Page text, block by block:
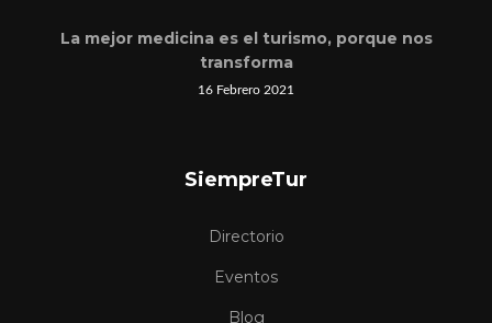
La mejor medicina es el turismo, porque nos
transforma
16 Febrero 2021
SiempreTur
Directorio
Eventos
Blog